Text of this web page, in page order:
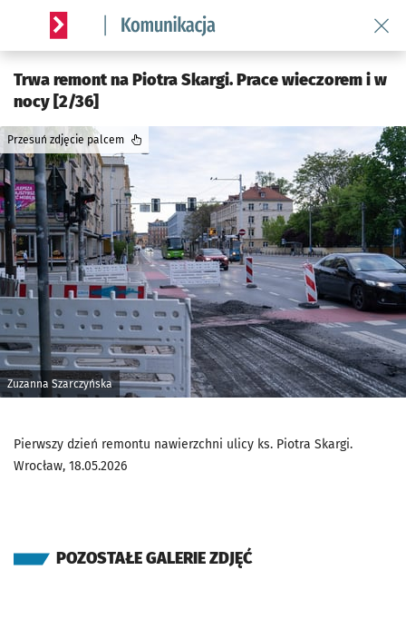
Serwis informacyjny wroclaw.pl podserwis: Komunikacja
Trwa remont na Piotra Skargi. Prace wieczorem i w
nocy [2/36]
Zuzanna Szarczyńska
Przesuń zdjęcie palcem
Pierwszy dzień remontu nawierzchni ulicy ks. Piotra Skargi.
Wrocław, 18.05.2026
POZOSTAŁE GALERIE ZDJĘĆ